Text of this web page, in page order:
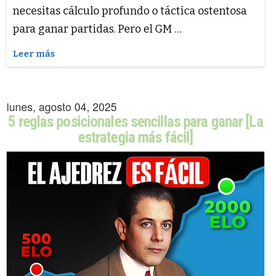
necesitas cálculo profundo o táctica ostentosa
para ganar partidas. Pero el GM …
Leer más
lunes, agosto 04, 2025
5 reglas posicionales sencillas para ganar [La
estrategia más fácil]